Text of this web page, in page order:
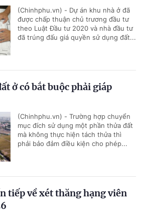
(Chinhphu.vn) - Dự án khu nhà ở đã
được chấp thuận chủ trương đầu tư
theo Luật Đầu tư 2020 và nhà đầu tư
đã trúng đấu giá quyền sử dụng đất...
ở có bắt buộc phải giáp
(Chinhphu.vn) - Trường hợp chuyển
mục đích sử dụng một phần thửa đất
mà không thực hiện tách thửa thì
phải bảo đảm điều kiện cho phép...
tiếp về xét thăng hạng viên